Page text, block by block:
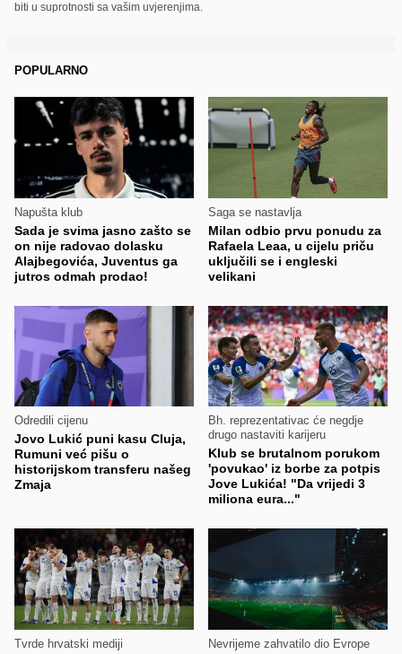
biti u suprotnosti sa vašim uvjerenjima.
POPULARNO
Napušta klub
Sada je svima jasno zašto se
on nije radovao dolasku
Alajbegovića, Juventus ga
jutros odmah prodao!
Saga se nastavlja
Milan odbio prvu ponudu za
Rafaela Leaa, u cijelu priču
uključili se i engleski
velikani
Odredili cijenu
Jovo Lukić puni kasu Cluja,
Rumuni već pišu o
historijskom transferu našeg
Zmaja
Bh. reprezentativac će negdje
drugo nastaviti karijeru
Klub se brutalnom porukom
'povukao' iz borbe za potpis
Jove Lukića! "Da vrijedi 3
miliona eura..."
Tvrde hrvatski mediji Nevrijeme zahvatilo dio Evrope